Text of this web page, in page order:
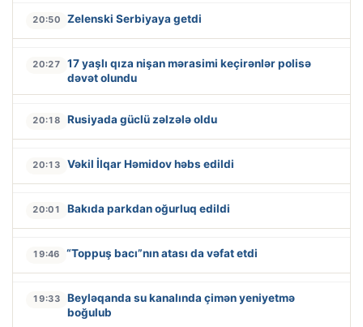
20:50 Zelenski Serbiyaya getdi
20:27
17 yaşlı qıza nişan mərasimi keçirənlər polisə
dəvət olundu
20:18 Rusiyada güclü zəlzələ oldu
20:13 Vəkil İlqar Həmidov həbs edildi
20:01 Bakıda parkdan oğurluq edildi
19:46 “Toppuş bacı”nın atası da vəfat etdi
19:33
Beyləqanda su kanalında çimən yeniyetmə
boğulub